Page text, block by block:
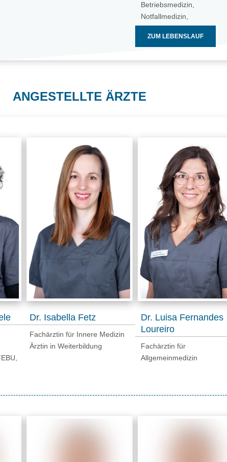
Betriebsmedizin,
Notfallmedizin,
Leitender Notarzt
ZUM LEBENSLAUF
ANGESTELLTE ÄRZTE
Dr. Isabella Fetz
Fachärztin für Innere Medizin
Ärztin in Weiterbildung
Dr. Luisa Fernandes
Loureiro
Fachärztin für
Allgemeinmedizin